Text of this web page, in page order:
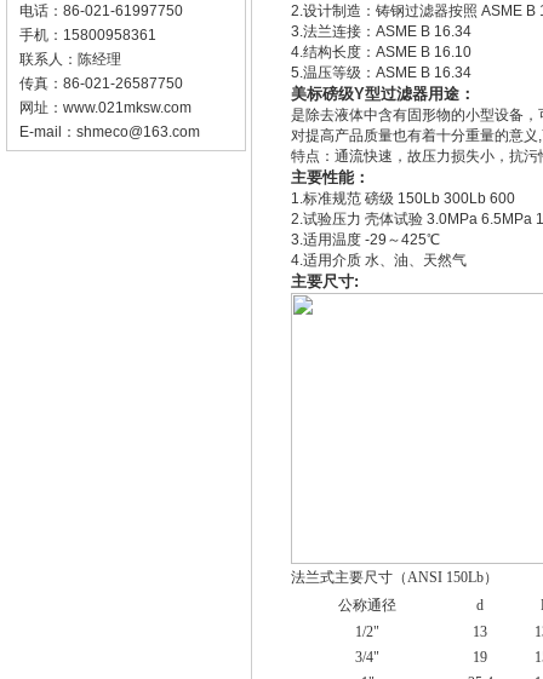
电话：86-021-61997750
手机：15800958361
联系人：陈经理
传真：86-021-26587750
网址： www.021mksw.com
E-mail： shmeco@163.com
2.设计制造：铸钢过滤器按照 ASME B
3.法兰连接：ASME B 16.34
4.结构长度：ASME B 16.10
5.温压等级：ASME B 16.34
美标磅级Y型过滤器用途：
是除去液体中含有固形物的小型设备
对提高产品质量也有着十分重量的意
特点：通流快速，故压力损失小，抗污
主要性能：
1.标准规范 磅级 150Lb 300Lb 600
2.试验压力 壳体试验 3.0MPa 6.5MPa
3.适用温度 -29～425℃
4.适用介质 水、油、天然气
主要尺寸:
法兰式主要尺寸（ANSI 150Lb）
公称通径
d
1/2"
13
3/4"
19